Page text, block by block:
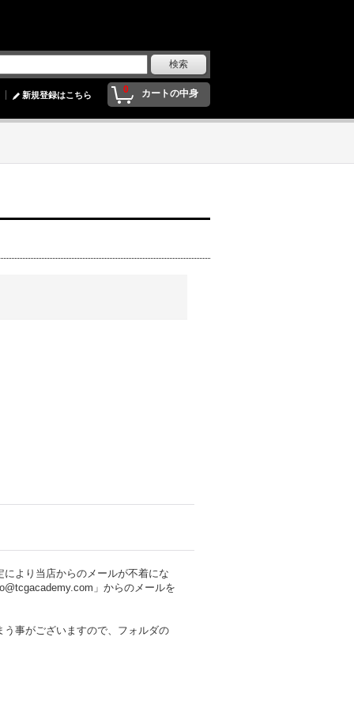
0 カートの中身
新規登録はこちら
より当店からのメールが不着にな
」からのメールを
事がございますので、フォルダの